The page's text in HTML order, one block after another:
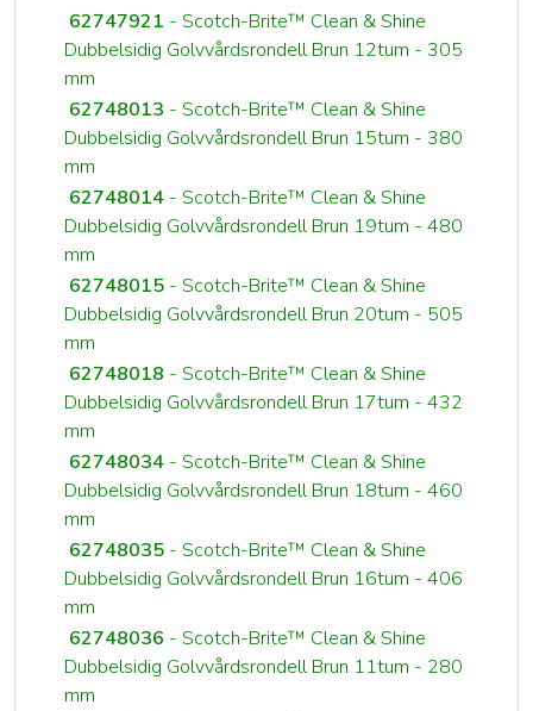
62747921 - Scotch-Brite™ Clean & Shine
Dubbelsidig Golvvårdsrondell Brun 12tum - 305
mm
62748013 - Scotch-Brite™ Clean & Shine
Dubbelsidig Golvvårdsrondell Brun 15tum - 380
mm
62748014 - Scotch-Brite™ Clean & Shine
Dubbelsidig Golvvårdsrondell Brun 19tum - 480
mm
62748015 - Scotch-Brite™ Clean & Shine
Dubbelsidig Golvvårdsrondell Brun 20tum - 505
mm
62748018 - Scotch-Brite™ Clean & Shine
Dubbelsidig Golvvårdsrondell Brun 17tum - 432
mm
62748034 - Scotch-Brite™ Clean & Shine
Dubbelsidig Golvvårdsrondell Brun 18tum - 460
mm
62748035 - Scotch-Brite™ Clean & Shine
Dubbelsidig Golvvårdsrondell Brun 16tum - 406
mm
62748036 - Scotch-Brite™ Clean & Shine
Dubbelsidig Golvvårdsrondell Brun 11tum - 280
mm